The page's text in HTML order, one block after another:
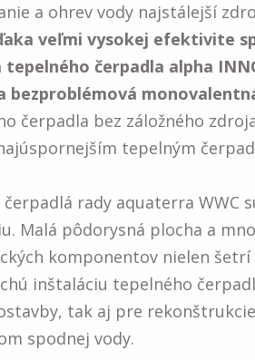
a ohrev vody najstálejší
veľmi vysokej efektivite
tepelného čerpadla alpha
bezproblémová
čerpadla bez záložného
tepelným
čerpadlá rady aquaterra WWC
Malá pôdorysná plocha a
komponentov nielen
inštaláciu tepelného
tak aj pre
spodnej vody.